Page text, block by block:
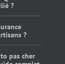
?
?
pas cher